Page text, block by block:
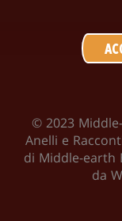
© 2023
Anelli e
di Middle-earth
da